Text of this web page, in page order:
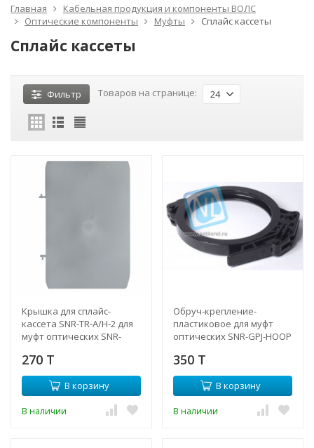
Главная
Кабельная продукция и компоненты ВОЛС
Оптические компоненты
Муфты Сплайс кассеты
Сплайс кассеты
Фильтр Товаров на странице: 24
Крышка для сплайс-
кассета SNR-TR-A/H-2 для
муфт оптических SNR-
270 T
В корзину
В наличии
Обруч-крепление-
пластиковое для муфт
оптических SNR-GPJ-HOOP
350 T
В корзину
В наличии